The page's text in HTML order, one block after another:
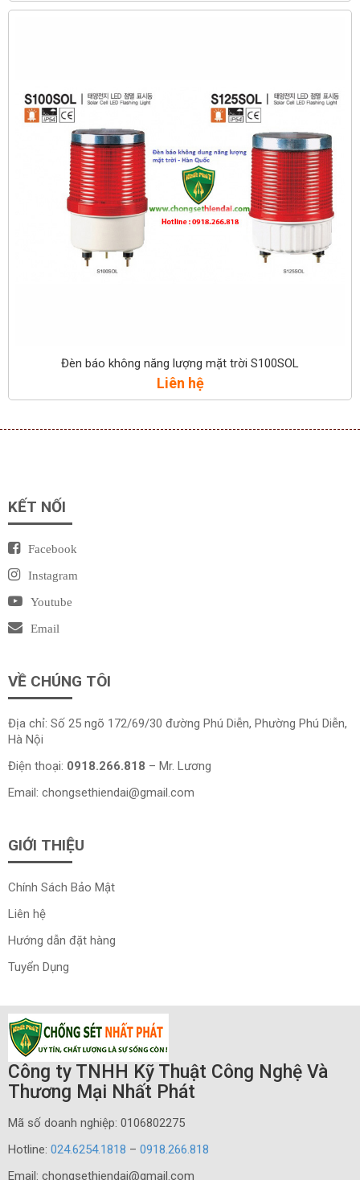
Đèn báo không năng lượng mặt trời S100SOL
Liên hệ
KẾT NỐI
Facebook
Instagram
Youtube
Email
VỀ CHÚNG TÔI
Địa chỉ: Số 25 ngõ 172/69/30 đường Phú Diễn, Phường Phú Diễn,
Hà Nội
Điện thoại: 0918.266.818 – Mr. Lương
Email: chongsethiendai@gmail.com
GIỚI THIỆU
Chính Sách Bảo Mật
Liên hệ
Hướng dẫn đặt hàng
Tuyển Dụng
Công ty TNHH Kỹ Thuật Công Nghệ Và
Thương Mại Nhất Phát
Mã số doanh nghiệp: 0106802275
Hotline: 024.6254.1818 – 0918.266.818
Email: chongsethiendai@gmail.com